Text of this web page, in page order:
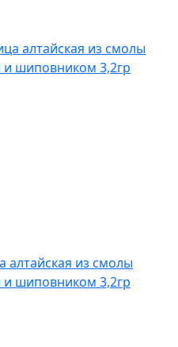
алтайская из смолы
и шиповником 3,2гр